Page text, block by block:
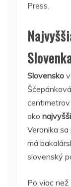
Press.
Slovensko
ako
Veronika
má
slovenský
Po viac